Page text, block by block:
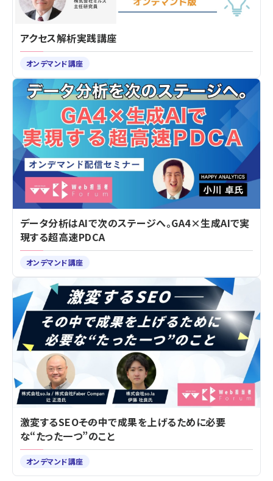
アクセス解析実践講座
オンデマンド講座
データ分析はAIで次のステージへ。GA4×生成AIで実
現する超高速PDCA
オンデマンド講座
激変するSEO――その中で成果を上げるために必要
な“たった一つ”のこと
オンデマンド講座